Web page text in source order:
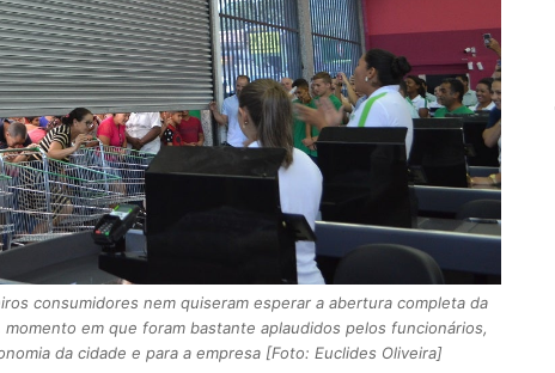
consumidores nem quiseram esperar a abertura completa da
em que foram bastante aplaudidos pelos funcionários,
da cidade e para a empresa [Foto: Euclides Oliveira]